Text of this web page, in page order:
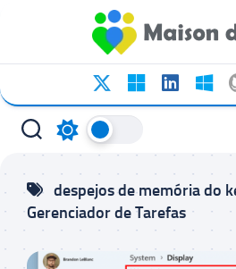
conteúdo
despejos de memória do
Gerenciador de Tarefas